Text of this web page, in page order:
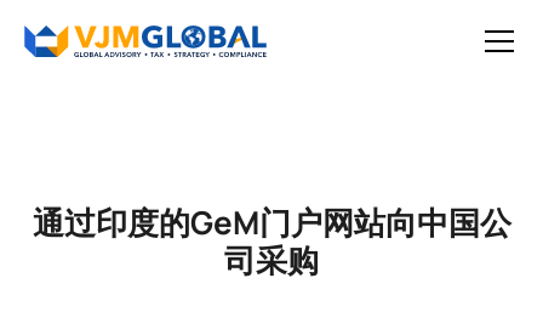
通过印度的GeM门户网站向中国公
司采购